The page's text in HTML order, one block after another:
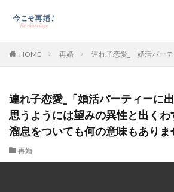
HOME 再婚 連れ子恋愛_「婚活パー
連れ子恋愛_「婚活パーティーに
思うようには望みの異性と出くわ
溜息をついても何の意味もありま
再婚